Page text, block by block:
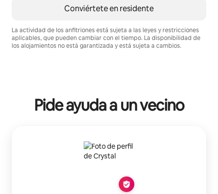
Conviértete en residente
La actividad de los anfitriones está sujeta a las leyes y restricciones
aplicables, que pueden cambiar con el tiempo. La disponibilidad de
los alojamientos no está garantizada y está sujeta a cambios.
Pide ayuda a un vecino